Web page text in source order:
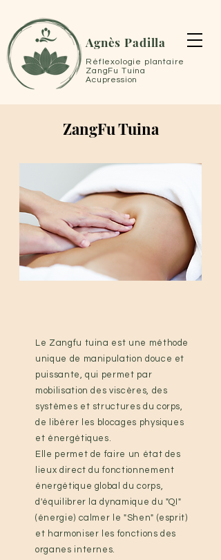
Agnès Padilla
Réflexologie plantaire
ZangFu Tuina
Acupression
ZangFu Tuina
Le Zangfu tuina est une méthode
unique de manipulation douce et
puissante, qui permet par
mobilisation desviscères, des
systèmes et structures du corps,
de libérer les blocages physiques
et énergétiques.
Elle permet de faire un état des
lieux direct du fonctionnement
énergétique global du corps,
d'équilibrer la dynamique du "QI"
(énergie) calmer le "Shen" (esprit)
et harmoniser les fonctions des
organes internes.